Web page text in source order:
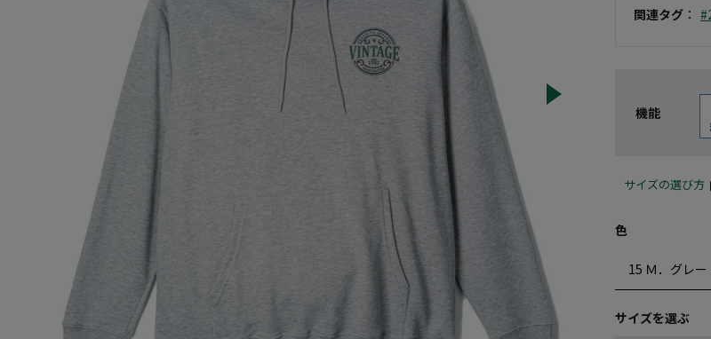
関連タグ ：
機能
サイズの選び方
色
サイズを選ぶ